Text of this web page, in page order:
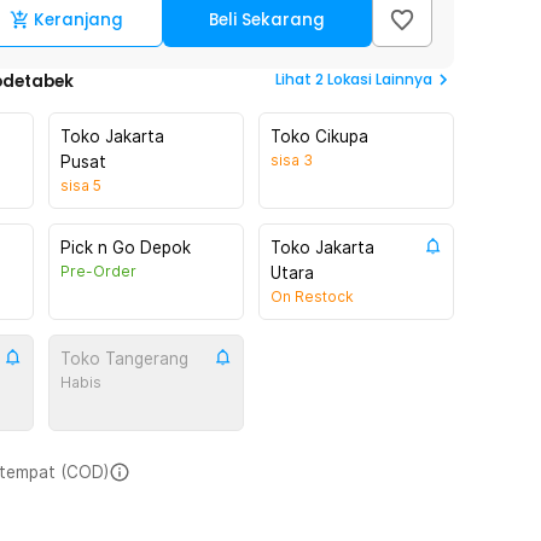
Keranjang Beli Sekarang
Lihat 2Lokasi Lainnya
Toko Jakarta
Pusat
sisa 5
Toko Cikupa
sisa 3
Pick n Go Depok
Pre-Order
Toko Jakarta
Utara
On Restock
Toko Tangerang
Habis
(COD)